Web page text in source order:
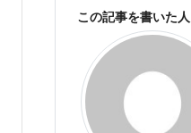
この記事を書いた人